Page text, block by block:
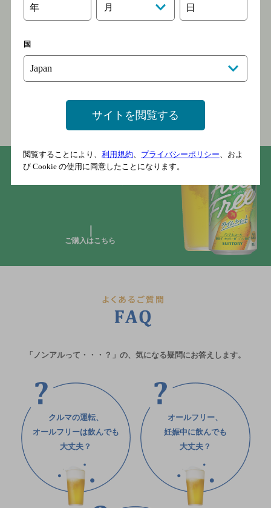
アルコールだけでなく、カロリー
∗∗
ル味を楽しめます。
オンラインショップでも
ご購入はこちら
「ノンアルって・・・？」の、気になる疑問にお答えします。
クルマの運転、
オールフリーは飲んでも
大丈夫？
オールフリー、
妊娠中に飲んでも
⼤丈夫？
年 月 日
国
サイトを閲覧する
閲覧することにより、 利用規約 プライバシーポリシー 、およ
び Cookie の使用に同意したことになります。